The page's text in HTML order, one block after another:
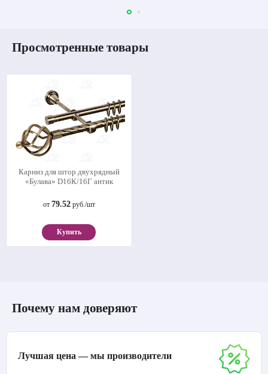
Просмотренные товары
Карниз для штор двухрядный
«Булава» D16К/16Г антик
от 79.52руб./шт
Купить
Почему нам доверяют
Лучшая цена — мы производители